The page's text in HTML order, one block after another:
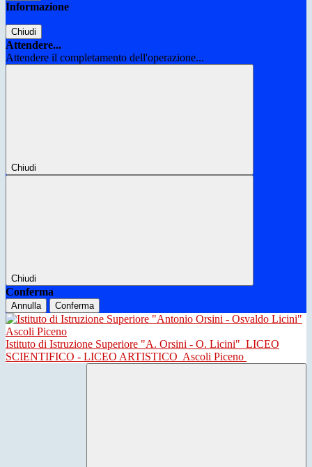
Informazione
Chiudi
Attendere...
Attendere il completamento dell'operazione...
Chiudi
Chiudi
Conferma
Annulla Conferma
Istituto di Istruzione Superiore "A. Orsini - O. Licini" LICEO
SCIENTIFICO - LICEO ARTISTICO Ascoli Piceno